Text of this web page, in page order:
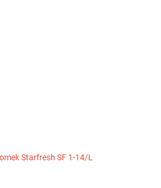
Starfresh SF 1-14/L